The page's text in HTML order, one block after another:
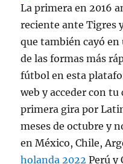
La primera en 2016
reciente ante Tigres
que también cayó
de las formas más
fútbol en esta
web y acceder con
primera gira por
meses de octubre y
en México, Chile,
holanda 2022 Perú y